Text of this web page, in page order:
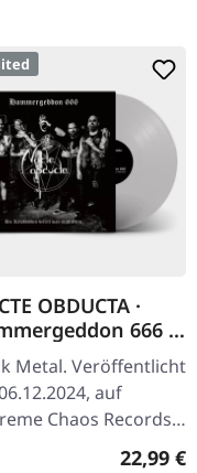
OBDUCTA ·
666 |
LP
Metal. Veröffentlicht
auf
Chaos Records.
Vinyl mit Insert,
22,99 €